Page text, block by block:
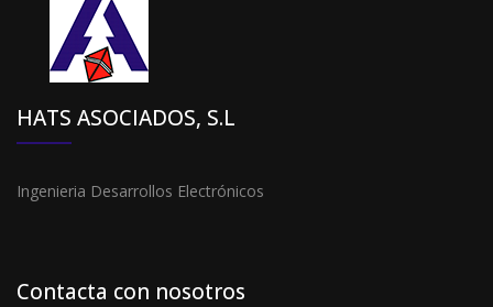
HATS ASOCIADOS, S.L
Ingenieria Desarrollos Electrónicos
Contacta con nosotros